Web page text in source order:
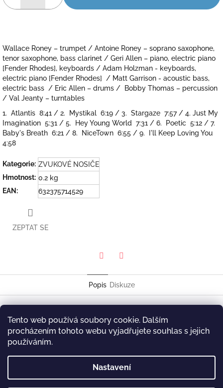
Tento web používá soubory cookie. Dalším
procházením tohoto webu vyjadřujete souhlas s jejich
používáním.
Nastavení
Wallace Roney – trumpet / Antoine Roney – soprano saxophone,
tenor saxophone, bass clarinet / Geri Allen – piano, electric piano
[Fender Rhodes], keyboards / Adam Holzman - keyboards,
electric piano [Fender Rhodes] / Matt Garrison - acoustic bass,
electric bass / Eric Allen – drums / Bobby Thomas – percussion
/ Val Jeanty – turntables
1. Atlantis 8:41 / 2. Mystikal 6:19 / 3. Stargaze 7:57 / 4. Just My
Imagination 5:31 / 5. Hey Young World 7:31 / 6. Poetic 5:12 / 7.
Baby's Breath 6:21 / 8. NiceTown 6:55 / 9. I'll Keep Loving You
4:58
Kategorie: ZVUKOVÉ NOSIČE
Hmotnost: 0.2 kg
EAN : 632375714529
ZEPTAT SE
Popis Diskuze
Mystikal
HighNote HCD 7145